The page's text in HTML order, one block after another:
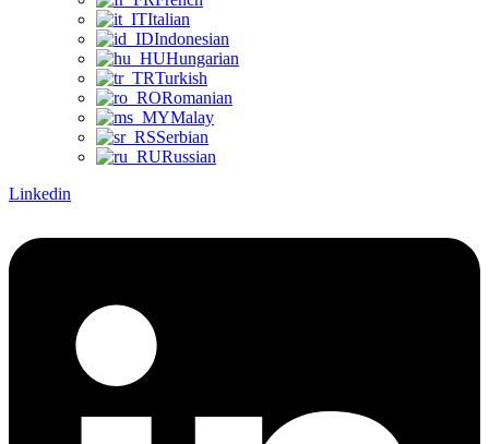
Italian
Indonesian
Hungarian
Turkish
Romanian
Malay
Serbian
Russian
Linkedin